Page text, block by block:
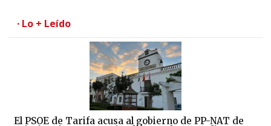
· Lo + Leído
El PSOE de Tarifa acusa al gobierno de PP-NAT de